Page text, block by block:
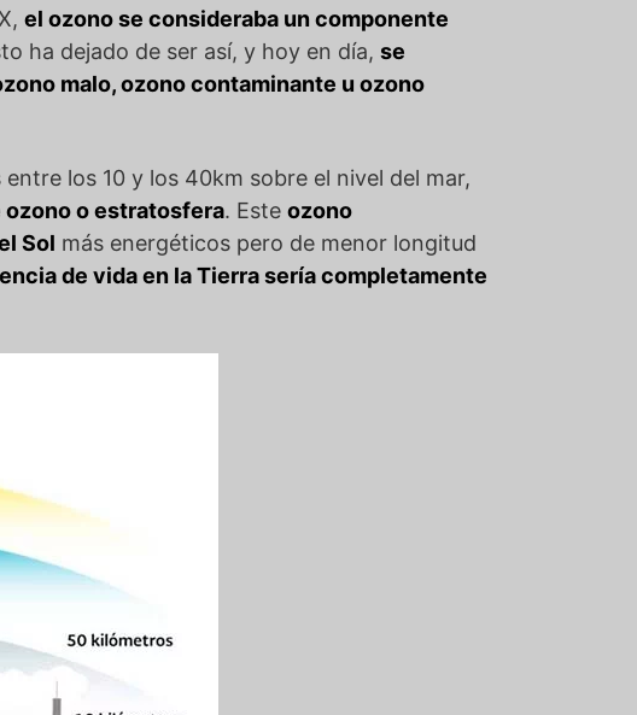
el ozono se consideraba un componente
ha dejado de ser así, y hoy en día, se
malo, ozono contaminante u ozono
los 10 y los 40km sobre el nivel del mar,
ozono o estratosfera. Este ozono
Sol más energéticos pero de menor longitud
de vida en la Tierra sería completamente